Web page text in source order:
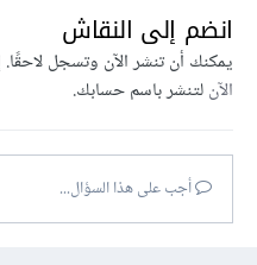
انضم إلى النقاش
يمكنك أن تنشر الآن وتسجل
الآنلتنشر باسم حسابك.
أجب على هذا السؤال...